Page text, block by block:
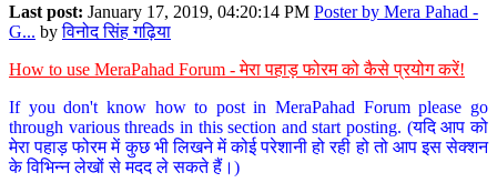
Last post: January 17, 2019, 04:20:14 PM Poster by Mera Pahad -
G... byविनोद सिंह गढ़िया
How to use MeraPahad Forum - मेरा पहाड़ फोरम को कैसे प्रयोग करें!
If you don't know how to post in MeraPahad Forum please go
through various threads in this section and start posting. (यदि आप को
मेरा पहाड़ फोरम में कुछ भी लिखने में कोई परेशानी हो रही हो तो आप इस सेक्शन
के विभिन्न लेखों से मदद ले सकते हैं।)